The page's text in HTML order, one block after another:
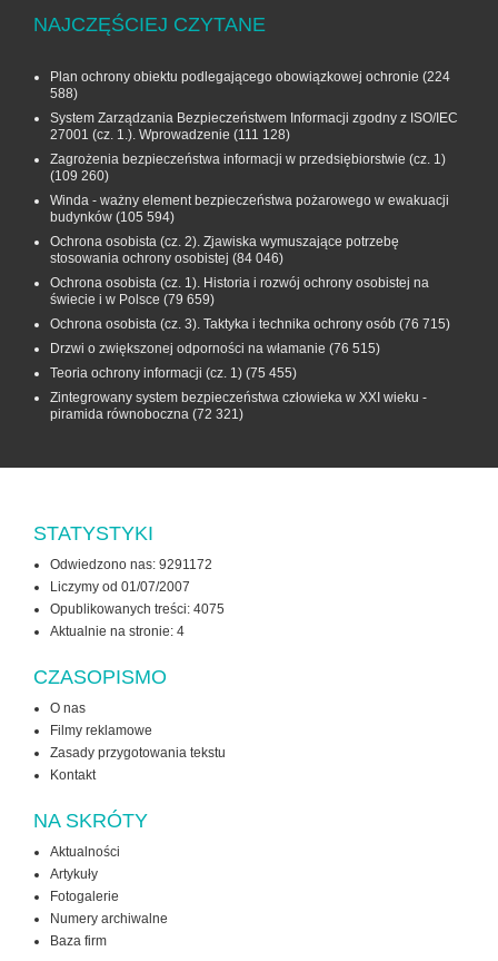
NAJCZĘŚCIEJ CZYTANE
Plan ochrony obiektu podlegającego obowiązkowej ochronie (224
588)
System Zarządzania Bezpieczeństwem Informacji zgodny z ISO/IEC
27001 (cz. 1.). Wprowadzenie (111 128)
Zagrożenia bezpieczeństwa informacji w przedsiębiorstwie (cz. 1)
(109 260)
Winda - ważny element bezpieczeństwa pożarowego w ewakuacji
budynków (105 594)
Ochrona osobista (cz. 2). Zjawiska wymuszające potrzebę
stosowania ochrony osobistej (84 046)
Ochrona osobista (cz. 1). Historia i rozwój ochrony osobistej na
świecie i w Polsce (79 659)
Ochrona osobista (cz. 3). Taktyka i technika ochrony osób (76 715)
Drzwi o zwiększonej odporności na włamanie (76 515)
Teoria ochrony informacji (cz. 1) (75 455)
Zintegrowany system bezpieczeństwa człowieka w XXI wieku -
piramida równoboczna (72 321)
STATYSTYKI
Odwiedzono nas: 9291172
Liczymy od 01/07/2007
Opublikowanych treści: 4075
Aktualnie na stronie: 4
CZASOPISMO
O nas
Filmy reklamowe
Zasady przygotowania tekstu
Kontakt
NA SKRÓTY
Aktualności
Artykuły
Fotogalerie
Numery archiwalne
Baza firm